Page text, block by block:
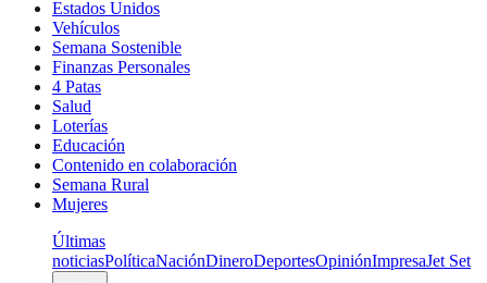
Estados Unidos
Vehículos
Semana Sostenible
Finanzas Personales
4 Patas
Salud
Loterías
Educación
Contenido en colaboración
Semana Rural
Mujeres
Últimas
noticiasPolíticaNaciónDineroDeportesOpiniónImpresaJet Set